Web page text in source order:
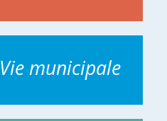
Vie municipale